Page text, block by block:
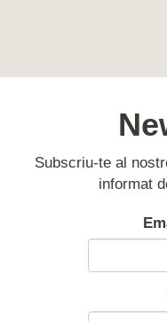
Subscriu-te al
informat